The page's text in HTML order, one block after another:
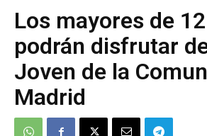
Los mayores de
podrán disfrutar
Joven de la
Madrid